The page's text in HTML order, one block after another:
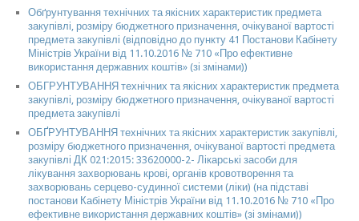
Обґрунтування технічних та якісних характеристик предмета
закупівлі, розміру бюджетного призначення, очікуваної вартості
предмета закупівлі (відповідно до пункту 41 Постанови Кабінету
Міністрів України від 11.10.2016 № 710 «Про ефективне
використання державних коштів» (зі змінами))
ОБГРУНТУВАННЯ технічних та якісних характеристик предмета
закупівлі, розміру бюджетного призначення, очікуваної вартості
предмета закупівлі
ОБҐРУНТУВАННЯ технічних та якісних характеристик закупівлі,
розміру бюджетного призначення, очікуваної вартості предмета
закупівлі ДК 021:2015: 33620000-2- Лікарські засоби для
лікування захворювань крові, органів кровотворення та
захворювань серцево-судинної системи (ліки) (на підставі
постанови Кабінету Міністрів України від 11.10.2016 № 710 «Про
ефективне використання державних коштів» (зі змінами))